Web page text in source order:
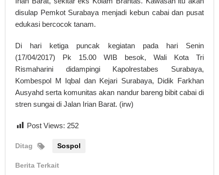
disulap Pemkot Surabaya menjadi kebun cabai dan pusat
edukasi bercocok tanam.
Di hari ketiga puncak kegiatan pada hari Senin
(17/04/2017) Pk 15.00 WIB besok, Wali Kota Tri
Rismaharini didampingi Kapolrestabes Surabaya,
Kombespol M Iqbal dan Kejari Surabaya, Didik Farkhan
Ausyahd serta komunitas akan nandur bareng bibit cabai di
stren sungai di Jalan Irian Barat. (irw)
Post Views: 252
Ditag Sospol
Berita Terkait